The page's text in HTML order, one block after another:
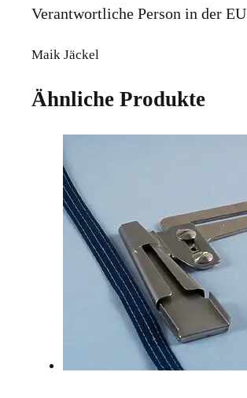
Verantwortliche Person in der EU
Maik Jäckel
Ähnliche Produkte